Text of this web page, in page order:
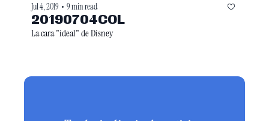
Jul 4, 2019 • 9 min read
20190704COL
La cara "ideal" de Disney